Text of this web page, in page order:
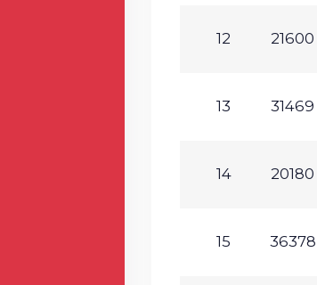
12 21600
13 31469
14 20180
15 36378